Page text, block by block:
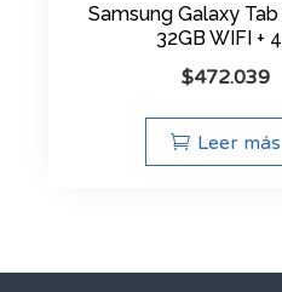
Samsung Galaxy Tab
32GB WIFI +
$472.039
Leer más